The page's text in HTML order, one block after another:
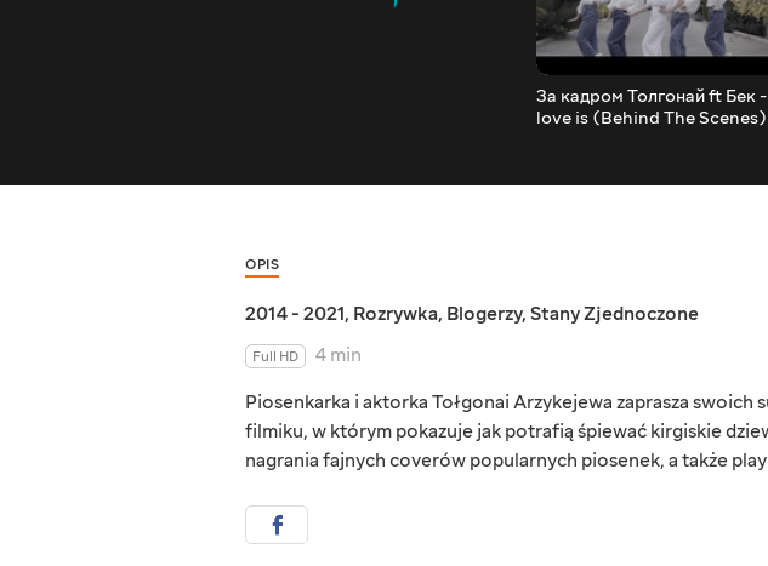
За кадром Толгонай ft Бек -
love is (Behind The Scenes)
OPIS
2014 - 2021, Rozrywka, Blogerzy, Stany Zjednoczone
Full HD
4 min
Piosenkarka i aktorka Tołgonai Arzykejewa zaprasza
filmiku, w którym pokazuje jak potrafią śpiewać kirgiskie
nagrania fajnych coverów popularnych piosenek, a także